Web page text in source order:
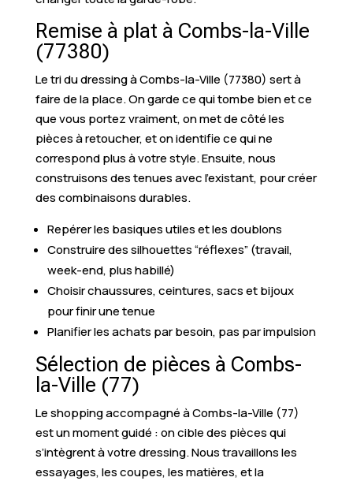
Remise à plat à Combs-la-Ville
(77380)
Le tri du dressing à Combs-la-Ville (77380) sert à
faire de la place. On garde ce qui tombe bien et ce
que vous portez vraiment, on met de côté les
pièces à retoucher, et on identifie ce qui ne
correspond plus à votre style. Ensuite, nous
construisons des tenues avec l’existant, pour créer
des combinaisons durables.
Repérer les basiques utiles et les doublons
Construire des silhouettes “réflexes” (travail,
week-end, plus habillé)
Choisir chaussures, ceintures, sacs et bijoux
pour finir une tenue
Planifier les achats par besoin, pas par impulsion
Sélection de pièces à Combs-
la-Ville (77)
Le shopping accompagné à Combs-la-Ville (77)
est un moment guidé : on cible des pièces qui
s’intègrent à votre dressing. Nous travaillons les
essayages, les coupes, les matières, et la